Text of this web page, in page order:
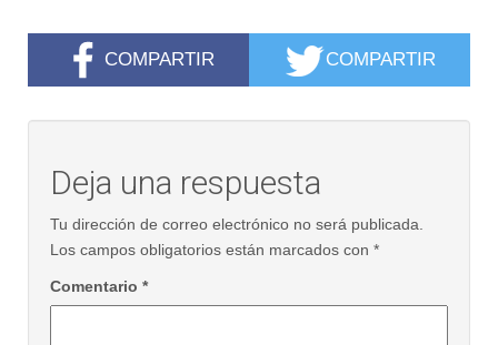
COMPARTIR COMPARTIR
Deja una respuesta
Tu dirección de correo electrónico no será publicada.
Los campos obligatorios están marcados con *
Comentario *